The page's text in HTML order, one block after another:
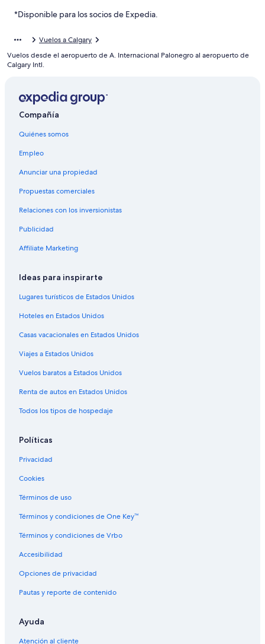
Hoteles en Northwest Calgary
Hoteles en Centro de la ciudad de Calgary
Apartamentos en Estación de tren ligero Bridgeland/ Memorial
Hoteles en Capitol Hill
Hoteles en Bridgeland
Hoteles en Panorama Hills
Cabañas en Calgary
Condominios en Calgary
Apartamentos en Calgary
Apart-Hoteles en Calgary
Hoteles con spa en Calgary
Hoteles con desayuno incluido en Calgary
Hoteles con parque acuático en Calgary
Hoteles con traslado del/al aeropuerto en Calgary
Hoteles que aceptan mascotas en Calgary
Hoteles en Calgary
*Disponible para los socios de Expedia.
Vuelos a Calgary
Vuelos desde el aeropuerto de A. Internacional Palonegro al aeropuerto de
Calgary Intl.
Compañía
Quiénes somos
Empleo
Anunciar una propiedad
Propuestas comerciales
Relaciones con los inversionistas
Publicidad
Affiliate Marketing
Ideas para inspirarte
Lugares turísticos de Estados Unidos
Hoteles en Estados Unidos
Casas vacacionales en Estados Unidos
Viajes a Estados Unidos
Vuelos baratos a Estados Unidos
Renta de autos en Estados Unidos
Todos los tipos de hospedaje
Políticas
Privacidad
Cookies
Términos de uso
Términos y condiciones de One Key™
Términos y condiciones de Vrbo
Accesibilidad
Opciones de privacidad
Pautas y reporte de contenido
Ayuda
Atención al cliente